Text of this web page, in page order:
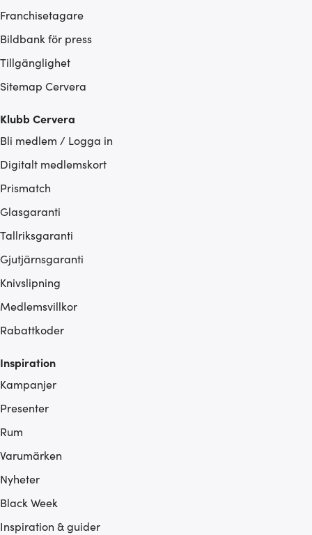
Franchisetagare
Bildbank för press
Tillgänglighet
Sitemap Cervera
Klubb Cervera
Bli medlem / Logga in
Digitalt medlemskort
Prismatch
Glasgaranti
Tallriksgaranti
Gjutjärnsgaranti
Knivslipning
Medlemsvillkor
Rabattkoder
Inspiration
Kampanjer
Presenter
Rum
Varumärken
Nyheter
Black Week
Inspiration & guider